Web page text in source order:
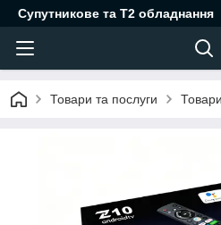
Супутникове та Т2 обладнання
Товари та послуги